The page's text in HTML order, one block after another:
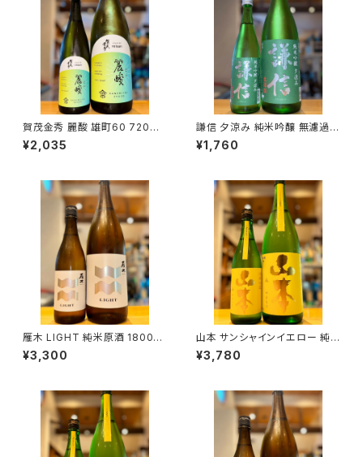
賀茂金秀 麗酸 雄町60 720ml
１本（金光酒造・広島県東広島市
黒瀬町）
¥2,035
謙信 夕涼み 純米吟醸 無濾過生
720ml１本（池田屋酒造・新潟
県糸魚川市新鉄）
¥1,760
雁木 LIGHT 純米原酒 1800ml
１本（八百新酒造・山口県岩国市
今津町）
¥3,300
山本 サンシャインイエロー 純
米吟醸 1800ml１本（山本酒造・
秋田県山本郡八峰町）
¥3,780